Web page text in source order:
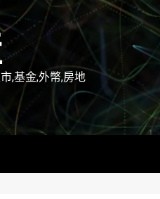
,基金,外幣,房地